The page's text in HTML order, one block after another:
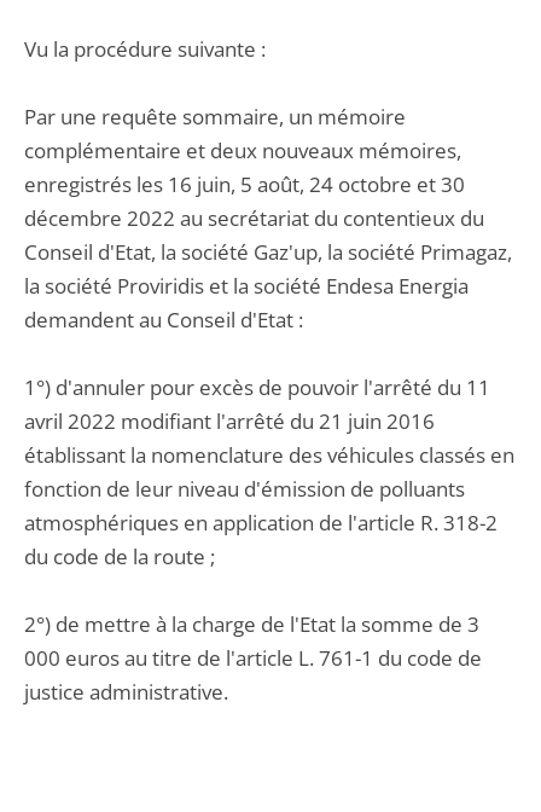
Vu la procédure suivante :
Par une requête sommaire, un mémoire
complémentaire et deux nouveaux mémoires,
enregistrés les 16 juin, 5 août, 24 octobre et 30
décembre 2022 au secrétariat du contentieux du
Conseil d'Etat, la société Gaz'up, la société Primagaz,
la société Proviridis et la société Endesa Energia
demandent au Conseil d'Etat :
1°) d'annuler pour excès de pouvoir l'arrêté du 11
avril 2022 modifiant l'arrêté du 21 juin 2016
établissant la nomenclature des véhicules classés en
fonction de leur niveau d'émission de polluants
atmosphériques en application de l'article R. 318-2
du code de la route ;
2°) de mettre à la charge de l'Etat la somme de 3
000 euros au titre de l'article L. 761-1 du code de
justice administrative.